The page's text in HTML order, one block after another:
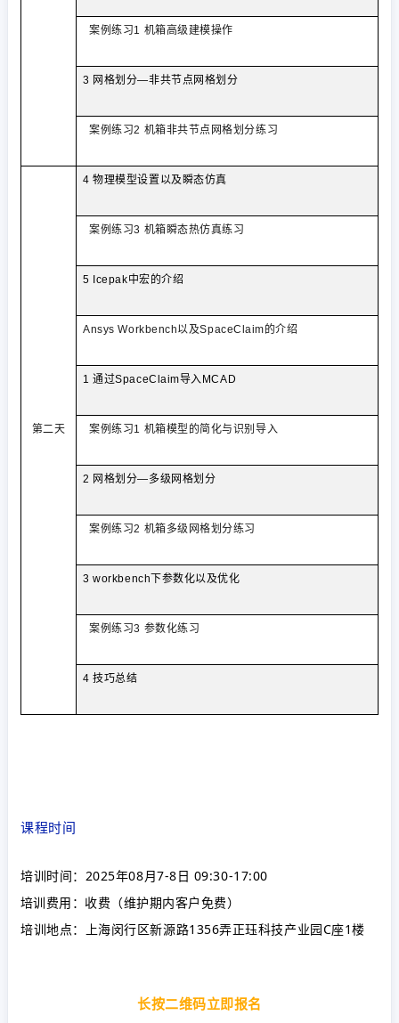
案例练习1 机箱高级建模操作
3 网格划分—非共节点网格划分
案例练习2 机箱非共节点网格划分练习
第二天
4物理模型设置以及瞬态仿真
案例练习3 机箱瞬态热仿真练习
5 Icepak中宏的介绍
Ansys Workbench以及SpaceClaim的介绍
1通过SpaceClaim导入 MCAD
案例练习1 机箱模型的简化与识别导入
2 网格划分—多级网格划分
案例练习2 机箱多级网格划分练习
3 workbench下参数化以及优化
案例练习3 参数化练习
4技巧总结
课程时间
培训时间：2025年08月7-8日 09:30-17:00
培训费用：收费（维护期内客户免费）
培训地点：
上海闵行区新源路1356弄正珏科技产业园C座1楼
长按二维码立即报名